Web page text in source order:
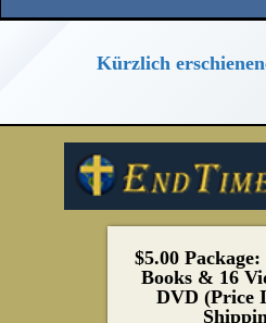
Kürzlich
$5.00
Books & 16
DVD (Price